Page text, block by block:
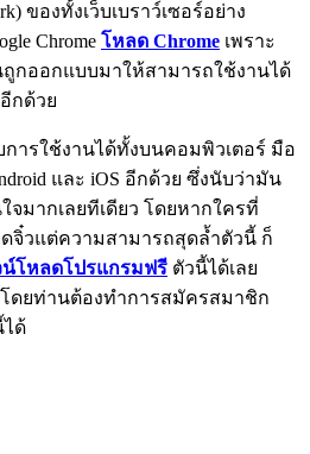
ของทั้งเว็บเบราว์เซอร์อย่าง
Chrome โหลด Chrome เพราะ
กออกแบบมาให้สามารถใช้งานได้
กด้วย
ารใช้งานได้ทั้งบนคอมพิวเตอร์ มือ
และ iOS อีกด้วย ซึ่งนับว่ามัน
จมากเลยทีเดียว โดยหากใครที่
จิ๋วแต่ความสามารถสุดล้ำตัวนี้ ก็
น์โหลดโปรแกรมฟรี ตัวนี้ได้เลย
ดยท่านต้องทำการสมัครสมาชิก
ได้